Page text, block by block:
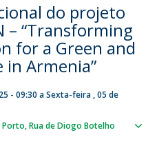
do projeto
– “Transforming
for a Green and
in Armenia”
- 09:30 aSexta-feira , 05 de
Porto Rua de Diogo Botelho